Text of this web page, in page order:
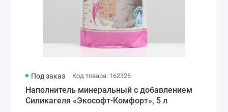
Под заказ Код товара: 162326
Наполнитель минеральный с добавлением
Силикагеля «Экософт-Комфорт», 5 л